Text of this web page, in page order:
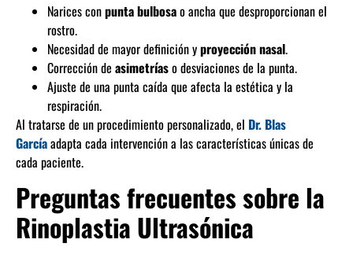
Narices conpunta bulbosao ancha que desproporcionan el
rostro.
Necesidad de mayor definición yproyección nasal.
Corrección de asimetríaso desviaciones de la punta.
Ajuste de una punta caída que afecta la estética y la
respiración.
Al tratarse de un procedimiento personalizado, el Dr. Blas
Garcíaadapta cada intervención a las características únicas de
cada paciente.
Preguntas frecuentes sobre la
Rinoplastia Ultrasónica